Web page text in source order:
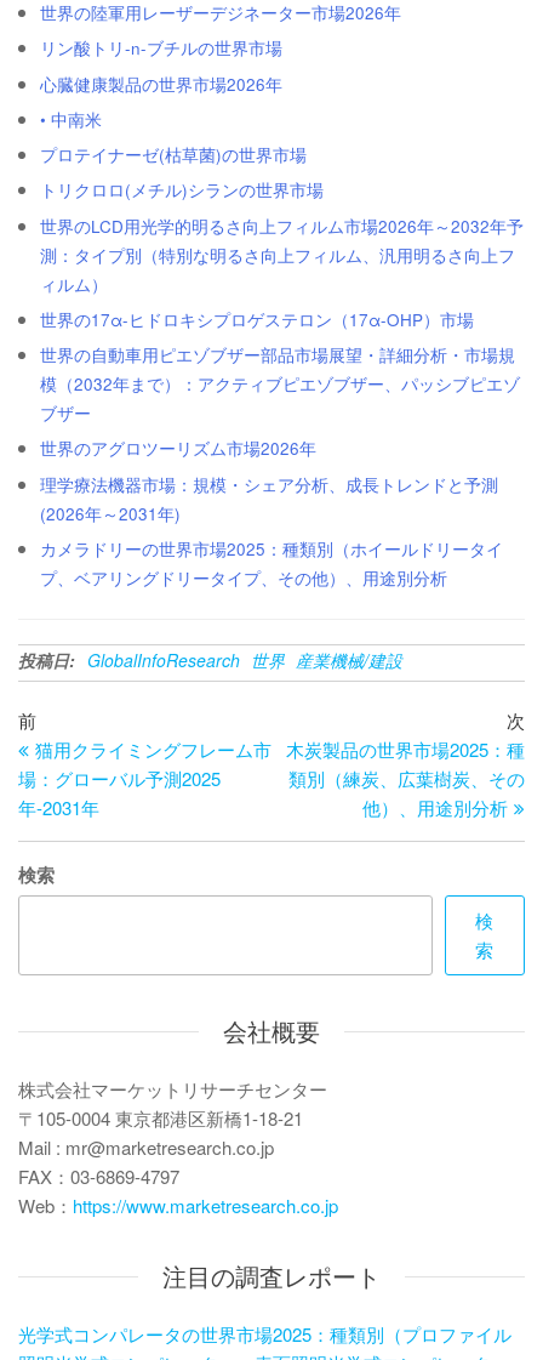
世界の陸軍用レーザーデジネーター市場2026年
リン酸トリ-n-ブチルの世界市場
心臓健康製品の世界市場2026年
• 中南米
プロテイナーゼ(枯草菌)の世界市場
トリクロロ(メチル)シランの世界市場
世界のLCD用光学的明るさ向上フィルム市場2026年～2032年予
測：タイプ別（特別な明るさ向上フィルム、汎用明るさ向上フ
ィルム）
世界の17α-ヒドロキシプロゲステロン（17α-OHP）市場
世界の自動車用ピエゾブザー部品市場展望・詳細分析・市場規
模（2032年まで）：アクティブピエゾブザー、パッシブピエゾ
ブザー
世界のアグロツーリズム市場2026年
理学療法機器市場：規模・シェア分析、成長トレンドと予測
(2026年～2031年)
カメラドリーの世界市場2025：種類別（ホイールドリータイ
プ、ベアリングドリータイプ、その他）、用途別分析
投稿日: GlobalInfoResearch 世界 産業機械/建設
投
稿
ナ
ビ
ゲ
シ
ン
過
去
の
投
稿
前
猫用クライミングフレーム市
場：グローバル予測2025
年-2031年
の
投
次
木炭製品の世界市場2025：種
類別（練炭、広葉樹炭、その
他）、用途別分析
検索
検
索
会社概要
株式会社マーケットリサーチセンター
〒105-0004 東京都港区新橋1-18-21
Mail : mr@marketresearch.co.jp
FAX：03-6869-4797
Web： https://www.marketresearch.co.jp
注目の調査レポート
光学式コンパレータの世界市場2025：種類別（プロファイル